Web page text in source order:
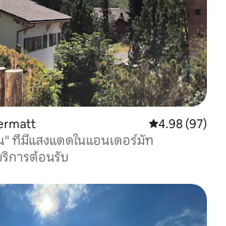
คะแนนเฉลี่ย
4.98 (97)
" ที่มีแสงแดดในแอนเดอร์มัท
การต้อนรับ